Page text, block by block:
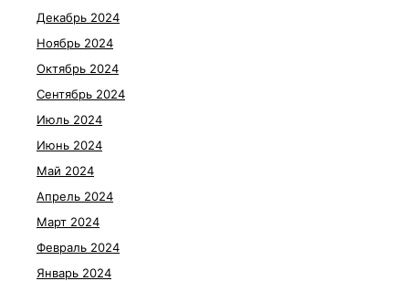
Декабрь 2024
Ноябрь 2024
Октябрь 2024
Сентябрь 2024
Июль 2024
Июнь 2024
Май 2024
Апрель 2024
Март 2024
Февраль 2024
Январь 2024